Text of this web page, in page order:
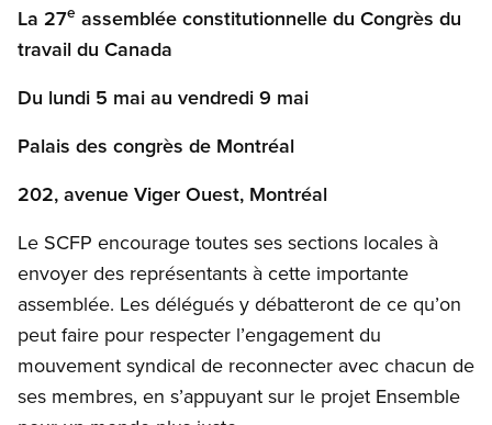
La 27e assemblée constitutionnelle du Congrès du
travail du Canada
Du lundi 5 mai au vendredi 9 mai
Palais des congrès de Montréal
202, avenue Viger Ouest, Montréal
Le SCFP encourage toutes ses sections locales à
envoyer des représentants à cette importante
assemblée. Les délégués y débatteront de ce qu’on
peut faire pour respecter l’engagement du
mouvement syndical de reconnecter avec chacun de
ses membres, en s’appuyant sur le projet Ensemble